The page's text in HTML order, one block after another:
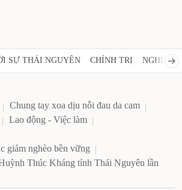
SỰ THÁI NGUYÊN CHÍNH TRỊ NGHỊ
Chung tay xoa dịu nỗi đau da cam
Lao động - Việc làm
giảm nghèo bền vững
Thúc Kháng tỉnh Thái Nguyên lần